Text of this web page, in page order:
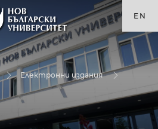
EN
Електронни издания